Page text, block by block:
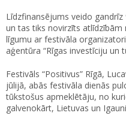
Līdzfinansējums veido
un tas tiks novirzīts atlīdzībām
līgumu ar festivāla
aģentūra “Rīgas investīciju un
Festivāls “Positivus” Rīgā,
jūlijā, abās festivāla dienās
tūkstošus apmeklētāju, no
galvenokārt, Lietuvas un